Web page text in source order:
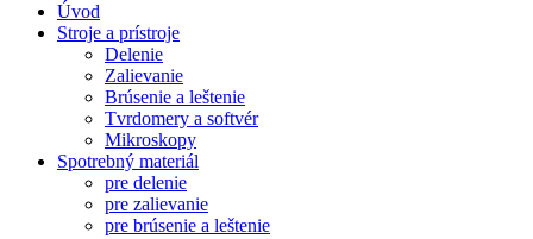
Úvod
Stroje a prístroje
Delenie
Zalievanie
Brúsenie a leštenie
Tvrdomery a softvér
Mikroskopy
Spotrebný materiál
pre delenie
pre zalievanie
pre brúsenie a leštenie